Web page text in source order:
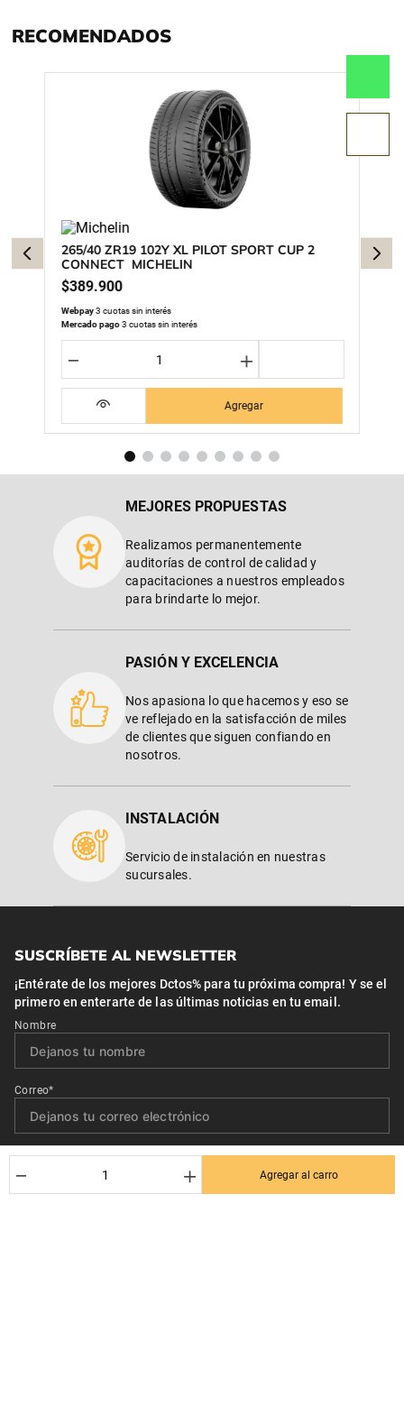
＋
－ Agregar al carro
RECOMENDADOS
265/40 ZR19 102Y XL PILOT SPORT CUP 2
CONNECT MICHELIN
$389.900
Webpay3 cuotas sin interés
Mercado pago3 cuotas sin interés
＋
－
Agregar
MEJORES PROPUESTAS
Realizamos permanentemente
auditorías de control de calidad y
capacitaciones a nuestros empleados
para brindarte lo mejor.
PASIÓN Y EXCELENCIA
Nos apasiona lo que hacemos y eso se
ve reflejado en la satisfacción de miles
de clientes que siguen confiando en
nosotros.
INSTALACIÓN
Servicio de instalación en nuestras
sucursales.
SUSCRÍBETE AL NEWSLETTER
¡Entérate de los mejores Dctos% para tu próxima compra! Y se el
primero en enterarte de las últimas noticias en tu email.
Nombre
Correo*
Quiero recibir el newsletter con promociones.